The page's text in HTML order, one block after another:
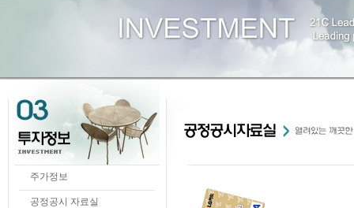
주가정보
공정공시 자료실